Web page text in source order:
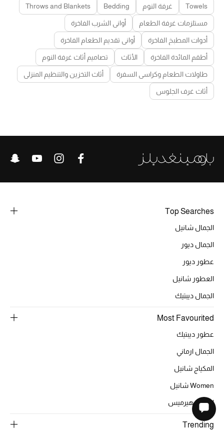
Towels غرفة النوم Bedding
Throws and Blankets
مستلزمات غرفة الطعام أواني الشرب الفاخرة
أدوات المطبخ الفاخرة أواني تقديم الطعام الفاخرة
أطقم المائدة الفاخرة الأثاث تصاميم أثاث غرفة النوم
طاولات الطعام وكراسي السفرة أثاث التخزين والتنظيم المنزلي
أثاث غرف الجلوس
Top Searches
الجمال شانيل
الجمال ديور
عطور ديور
العطور شانيل
الجمال ديبتيك
Most Favourited
عطور ديبتيك
الجمال ارماني
المكياج شانيل
Women شانيل
الجمال هيرميس
Trending